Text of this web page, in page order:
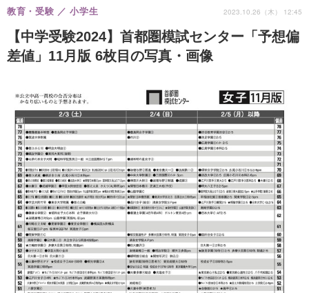
【中学受験2024】首都圏模試センター「予想偏
差値」11月版 6枚目の写真・画像
教育・受験 小学生 2023.10.26（木） 12:45